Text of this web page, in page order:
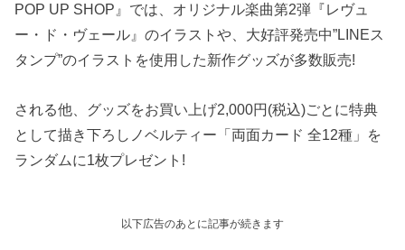
POP UP SHOP』では、オリジナル楽曲第2弾『レヴュ
ー・ド・ヴェール』のイラストや、大好評発売中”LINEス
タンプ”のイラストを使用した新作グッズが多数販売!
される他、グッズをお買い上げ2,000円(税込)ごとに特典
として描き下ろしノベルティー「両面カード 全12種」を
ランダムに1枚プレゼント!
以下広告のあとに記事が続きます